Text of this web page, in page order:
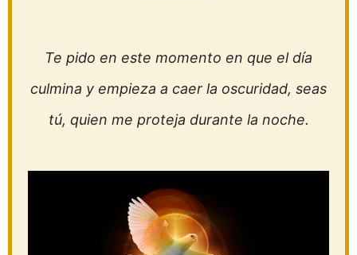
Te pido en este momento en que el día
culmina y empieza a caer la oscuridad, seas
tú, quien me proteja durante la noche.